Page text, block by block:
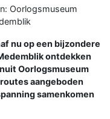
Oorlogsmuseum
nu op een bijzondere
ontdekken
Oorlogsmuseum
aangeboden
samenkomen